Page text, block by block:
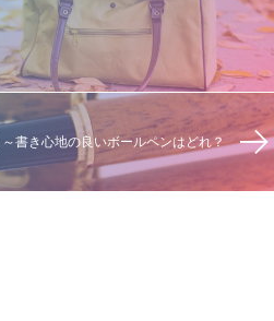
書き心地の良いボールペンはどれ？